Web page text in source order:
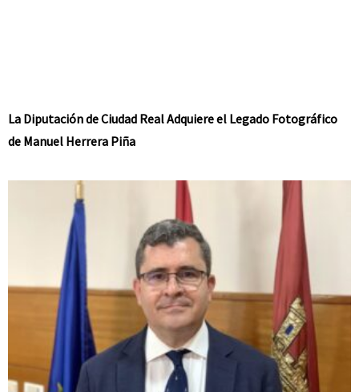
La Diputación de Ciudad Real Adquiere el Legado Fotográfico
de Manuel Herrera Piña